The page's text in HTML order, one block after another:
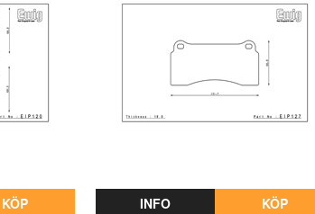
KÖP INFO KÖP